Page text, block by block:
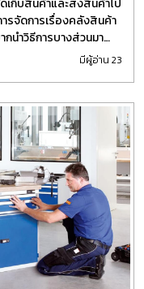
เก็บสินค้าและส่งสินค้าไป
รจัดการเรื่องคลังสินค้า
กนำวิธีการบางส่วนมา
มีผู้อ่าน 23